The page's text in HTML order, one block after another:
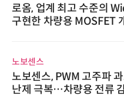
로옴, 업계 최고 수준의
구현한 차량용 MOSFET
노보센스
노보센스, PWM 고주파
난제 극복…차량용 전류